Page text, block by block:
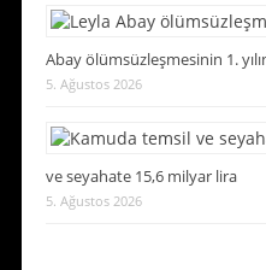
Abay ölümsüzleşmesinin 1.
5. Ağustos 2026
ve seyahate 15,6 milyar lira
5. Ağustos 2026